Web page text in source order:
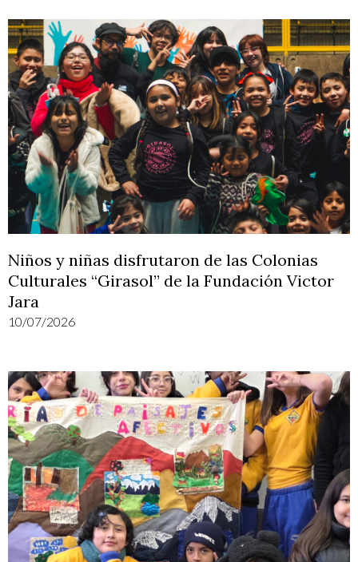
Niños y niñas disfrutaron de las Colonias
Culturales “Girasol” de la Fundación Victor
Jara
10/07/2026